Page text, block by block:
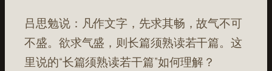
吕思勉说：凡作文字，先求其畅，故气不可
不盛。欲求气盛，则长篇须熟读若干篇。这
里说的“长篇须熟读若干篇”如何理解？